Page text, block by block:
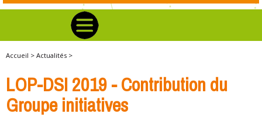
Accueil > Actualités >
LOP-DSI 2019 - Contribution du
Groupe initiatives